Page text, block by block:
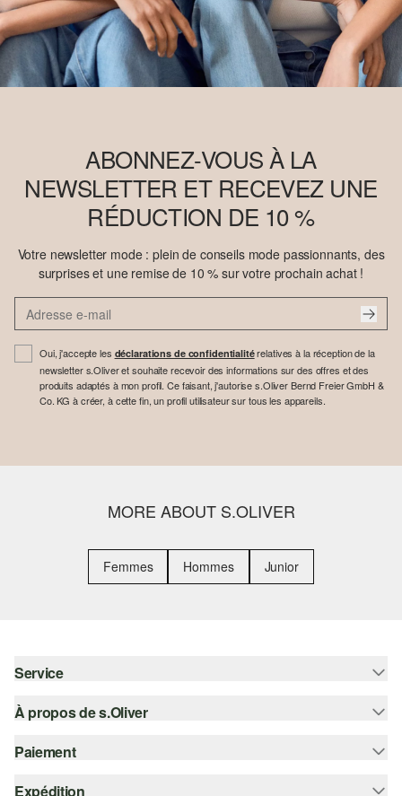
ABONNEZ-VOUS À LA
NEWSLETTER ET RECEVEZ UNE
RÉDUCTION DE 10 %
Votre newsletter mode : plein de conseils mode passionnants, des
surprises et une remise de 10 % sur votre prochain achat !
Oui, j'accepte les déclarations de confidentialitérelatives à la réception de la
newsletter s.Oliver et souhaite recevoir des informations sur des offres et des
produits adaptés à mon profil. Ce faisant, j'autorise s.Oliver Bernd Freier GmbH &
Co. KG à créer, à cette fin, un profil utilisateur sur tous les appareils.
MORE ABOUT S.OLIVER
Femmes Hommes Junior
Service
Aide - FAQ
À propos de s.Oliver
S'abonner à la Newsletter
s.Oliver Card
Paiement
Carte de crédit
Expédition